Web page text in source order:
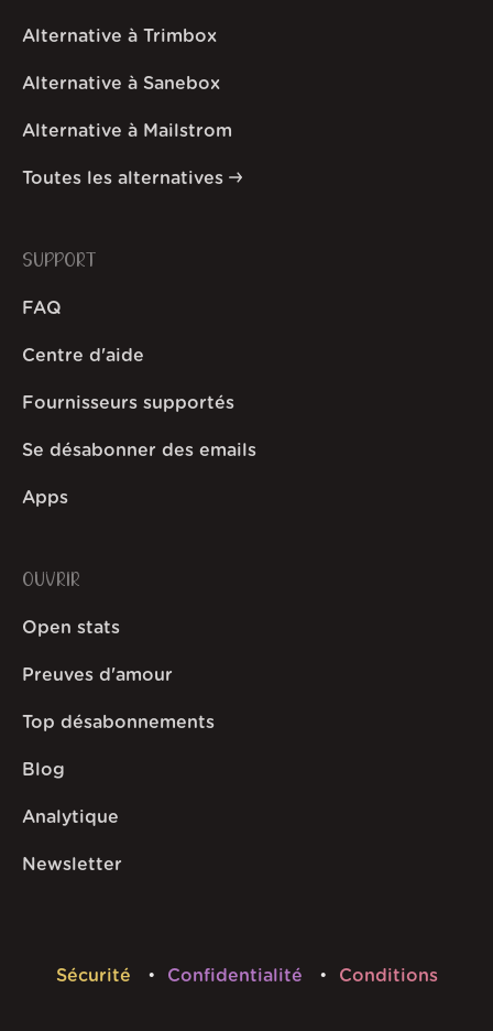
Alternative à Trimbox
Alternative à Sanebox
Alternative à Mailstrom
Toutes les alternatives
SUPPORT
FAQ
Centre d'aide
Fournisseurs supportés
Se désabonner des emails
Apps
OUVRIR
Open stats
Preuves d'amour
Top désabonnements
Blog
Analytique
Newsletter
Sécurité Confidentialité Conditions